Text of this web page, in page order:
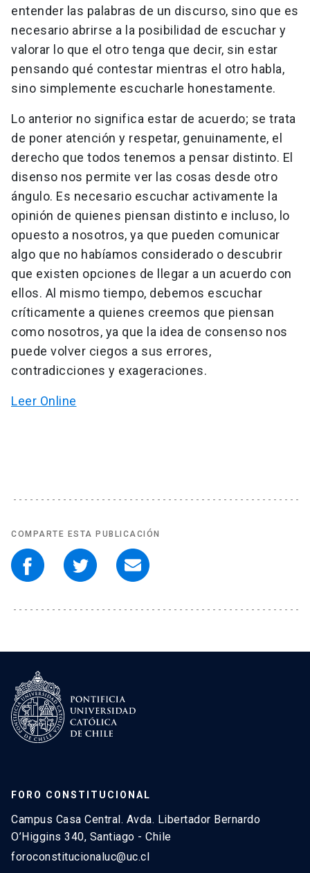
entender las palabras de un discurso, sino que es
necesario abrirse a la posibilidad de escuchar y
valorar lo que el otro tenga que decir, sin estar
pensando qué contestar mientras el otro habla,
sino simplemente escucharle honestamente.
Lo anterior no significa estar de acuerdo; se trata
de poner atención y respetar, genuinamente, el
derecho que todos tenemos a pensar distinto. El
disenso nos permite ver las cosas desde otro
ángulo. Es necesario escuchar activamente la
opinión de quienes piensan distinto e incluso, lo
opuesto a nosotros, ya que pueden comunicar
algo que no habíamos considerado o descubrir
que existen opciones de llegar a un acuerdo con
ellos. Al mismo tiempo, debemos escuchar
críticamente a quienes creemos que piensan
como nosotros, ya que la idea de consenso nos
puede volver ciegos a sus errores,
contradicciones y exageraciones.
Leer Online
COMPARTE ESTA PUBLICACIÓN
FORO CONSTITUCIONAL
Campus Casa Central. Avda. Libertador Bernardo
O’Higgins 340, Santiago - Chile
foroconstitucionaluc@uc.cl